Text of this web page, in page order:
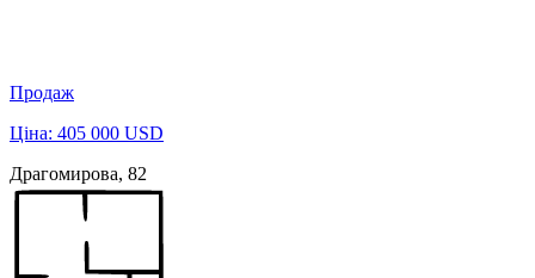
Продаж
Ціна: 405 000 USD
Драгомирова, 82